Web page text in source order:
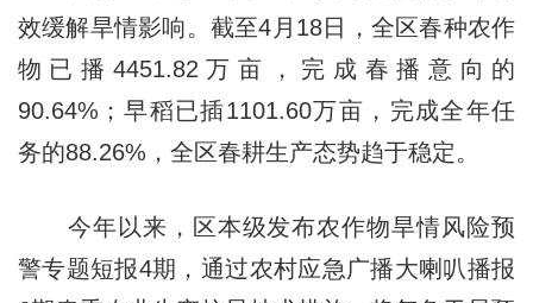
效缓解旱情影响。截至4月18日，全区春种农作
物已播4451.82万亩，完成春播意向的
90.64%；早稻已插1101.60万亩，完成全年任
务的88.26%，全区春耕生产态势趋于稳定。
今年以来，区本级发布农作物旱情风险预
警专题短报4期，通过农村应急广播大喇叭播报